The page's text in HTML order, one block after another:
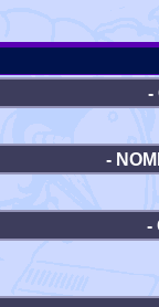
-
-
-